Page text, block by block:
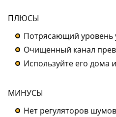
ПЛЮСЫ
Потрясающий уровень
Очищенный канал
Используйте его дома
МИНУСЫ
Нет регуляторов